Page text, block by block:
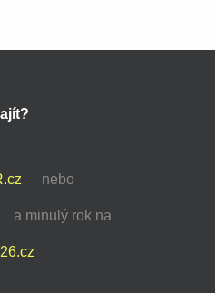
nebo
a minulý rok na